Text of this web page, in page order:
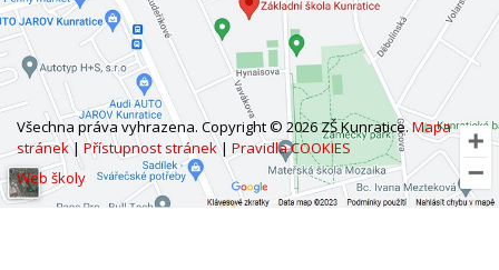
Všechna práva vyhrazena. Copyright © 2026 ZŠ Kunratice.Mapa
stránek| Přístupnost stránek| Pravidla COOKIES
Web školy